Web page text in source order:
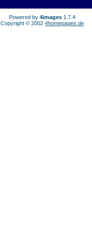
Powered by 4images 1.7.4
Copyright © 2002 4homepages.de